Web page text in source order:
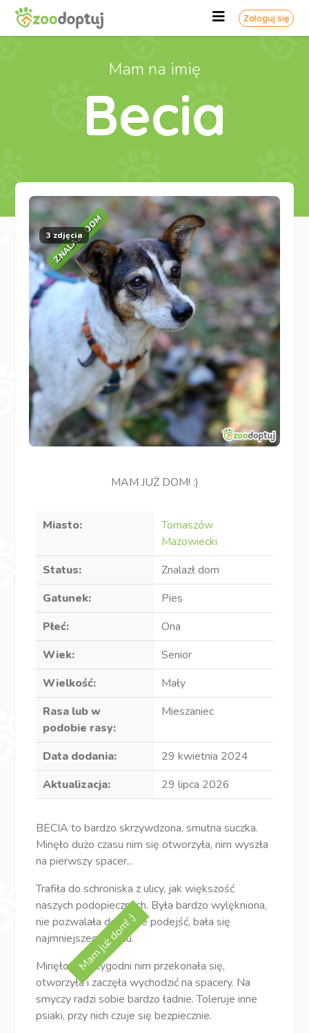
Zaloguj się
Mam na imię
Becia
ZNALAZŁ DOM
3 zdjęcia
MAM JUŻ DOM! :)
Miasto:
Tomaszów
Mazowiecki
Status:
Znalazł dom
Gatunek:
Pies
Płeć:
Ona
Wiek:
Senior
Wielkość:
Mały
Rasa lub w
podobie rasy:
Mieszaniec
Data dodania:
29 kwietnia 2024
Aktualizacja:
29 lipca 2026
Mam już dom! :)
BECIA to bardzo skrzywdzona, smutna suczka.
Minęło dużo czasu nim się otworzyła, nim wyszła
na pierwszy spacer...
Trafiła do schroniska z ulicy, jak większość
naszych podopiecznych. Była bardzo wylękniona,
nie pozwalała do siebie podejść, bała się
najmniejszego ruchu.
Minęło kilka tygodni nim przekonała się,
otworzyła i zaczęła wychodzić na spacery. Na
smyczy radzi sobie bardzo ładnie. Toleruje inne
psiaki, przy nich czuje się bezpiecznie.